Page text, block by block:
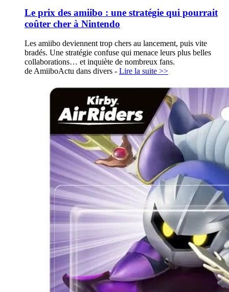
Le prix des amiibo : une stratégie qui pourrait
coûter cher à Nintendo
Les amiibo deviennent trop chers au lancement, puis vite
bradés. Une stratégie confuse qui menace leurs plus belles
collaborations… et inquiète de nombreux fans.
de AmiiboActu dans divers - Lire la suite >>